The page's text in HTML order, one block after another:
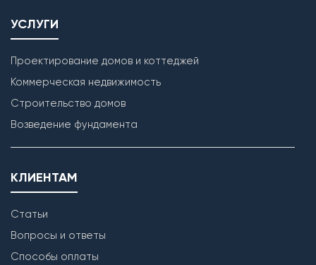
УСЛУГИ
Проектирование домов и коттеджей
Коммерческая недвижимость
Строительство домов
Возведение фундамента
КЛИЕНТАМ
Статьи
Вопросы и ответы
Способы оплаты